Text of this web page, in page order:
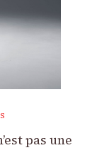
pas une